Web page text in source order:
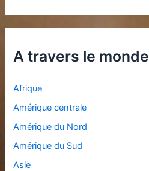
A travers le monde
Afrique
Amérique centrale
Amérique du Nord
Amérique du Sud
Asie